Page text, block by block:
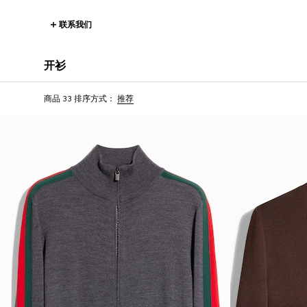
联系我们
开衫
商品 33 排序方式： 推荐